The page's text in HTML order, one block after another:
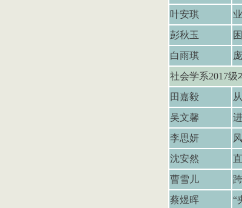
叶安琪
彭秋玉
白雨琪
社会学系2017级
⽥嘉毅
吴文馨
李思妍
沈安然
曹雪儿
蔡煜晖
“